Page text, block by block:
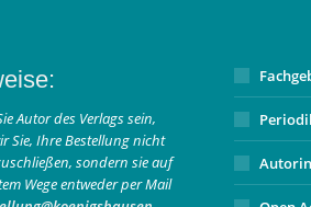
Autor des Verlags sein,
Sie, Ihre Bestellung nicht
sondern sie auf
Wege entweder per Mail